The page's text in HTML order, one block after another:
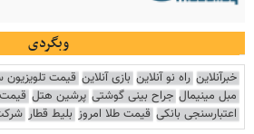
وبگردی
خبرآنلاین راه نو آنلاین بازی آنلاین قیمت تلویزیون
مبل مینیمال جراح بینی گوشتی پرشین هتل قیمت
اعتبارسنجی بانکی قیمت طلا امروز بلیط قطار